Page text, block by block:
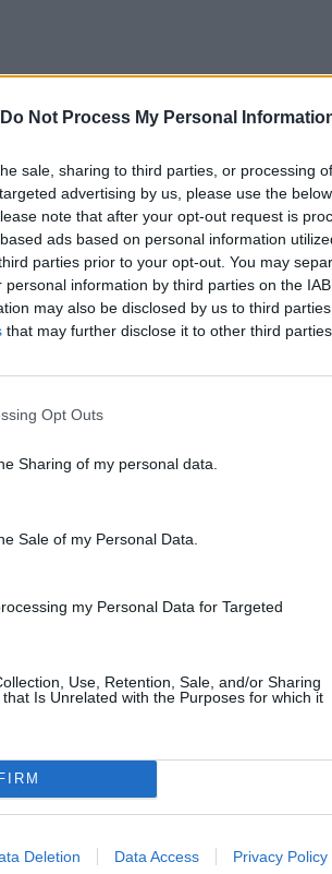
Do Not Process My Personal
sale, sharing to third parties, or processing
advertising by us, please use the
note that after your opt-out request is
ads based on personal information
parties prior to your opt-out. You may
information by third parties on the
may also be disclosed by us to third
that may further disclose it to other third parties.
Opt Outs
Sharing of my personal data.
Sale of my Personal Data.
my Personal Data for Targeted
Use, Retention, Sale, and/or Sharing
Is Unrelated with the Purposes for which it
Deletion Data Access Privacy Policy
όσο και για πολλές αναπτυγμένες